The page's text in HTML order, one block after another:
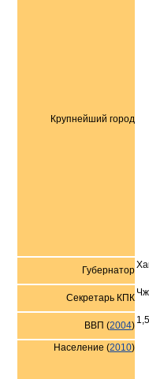
Крупнейший город
Губернатор
Секретарь КПК
ВВП (2004)
Население (2010)